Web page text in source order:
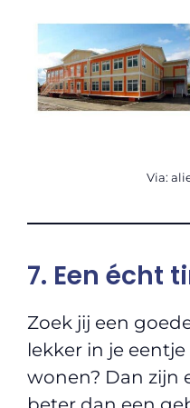
Via:
7. Een écht
Zoek jij een
lekker in je
wonen? Dan zijn